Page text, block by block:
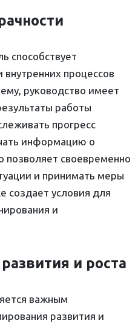
способствует
процессов
руководство имеет
работы
прогресс
информацию о
позволяет своевременно
и принимать меры
создает условия для
и
и роста
важным
развития и